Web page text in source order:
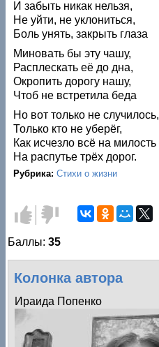
И забыть никак нельзя,
Не уйти, не уклониться,
Боль унять, закрыть глаза
Миновать бы эту чашу,
Расплескать её до дна,
Окропить дорогу нашу,
Чтоб не встретила беда
Но вот только не случилось,
Только кто не уберёг,
Как исчезло всё на милость
На распутье трёх дорог.
Рубрика:Стихи о жизни
Голос
за!
Голос
против!
Баллы:35
Колонка автора
Ираида Попенко